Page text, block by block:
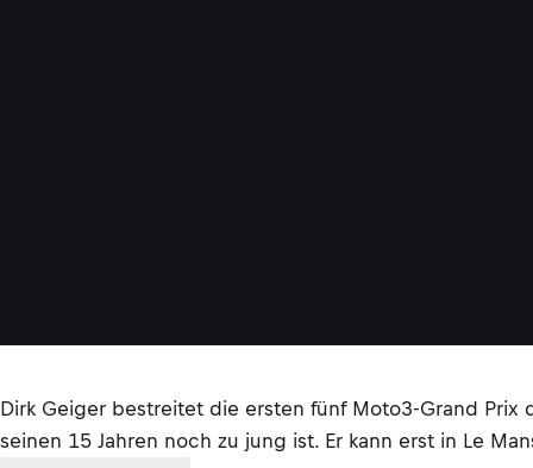
Dirk Geiger bestreitet die ersten fünf Moto3-Grand Prix
seinen 15 Jahren noch zu jung ist. Er kann erst in Le